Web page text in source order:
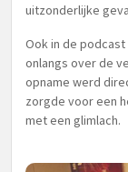
uitzonderlijke
Ook in de podcast
onlangs over de
opname werd
zorgde voor een
met een glimlach.